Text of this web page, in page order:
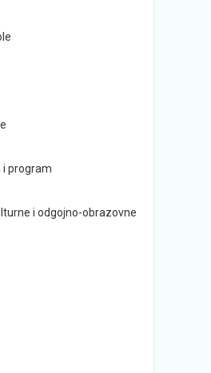
i program
i odgojno-obrazovne